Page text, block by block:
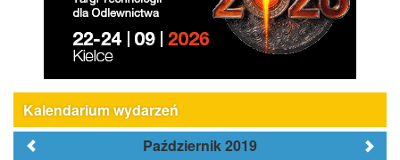
Kalendarium wydarzeń
Październik 2019